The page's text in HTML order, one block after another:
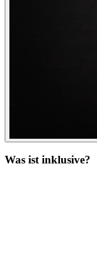
Was ist inklusive?